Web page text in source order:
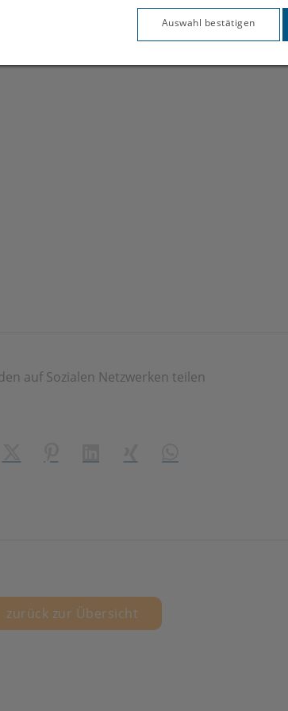
auf Sozialen Netzwerken teilen
zurück zur Übersicht
Auswahl bestätigen